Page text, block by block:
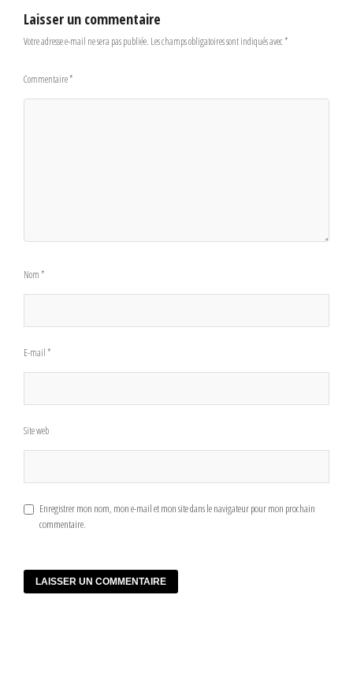
Laisser un commentaire
Votre adresse e-mail ne sera pas publiée. Les champs obligatoires sont indiqués avec*
Commentaire*
Nom*
E-mail*
Site web
Enregistrer mon nom, mon e-mail et mon site dans le navigateur pour mon prochain
commentaire.